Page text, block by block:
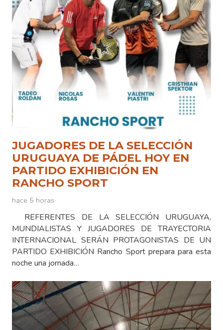
JUGADORES DE LA SELECCIÓN
URUGUAYA DE PÁDEL HOY EN
PARTIDO EXHIBICIÓN EN
RANCHO SPORT
hace 5 horas
REFERENTES DE LA SELECCIÓN URUGUAYA,
MUNDIALISTAS Y JUGADORES DE TRAYECTORIA
INTERNACIONAL SERÁN PROTAGONISTAS DE UN
PARTIDO EXHIBICIÓN Rancho Sport prepara para esta
noche una jornada…